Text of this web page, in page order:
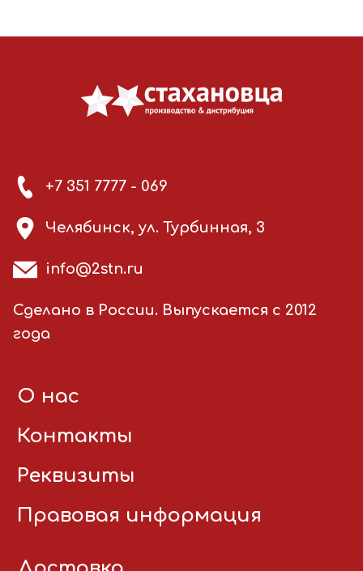
+7 351 7777 - 069
Челябинск, ул. Турбинная, 3
info@2stn.ru
Сделано в России. Выпускается с 2012
года
О нас
Контакты
Реквизиты
Правовая информация